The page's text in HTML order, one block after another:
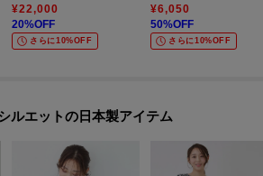
¥22,000
20%OFF
さらに10%OFF
¥6,050
50%OFF
さらに10%OFF
ルエットの日本製アイテム